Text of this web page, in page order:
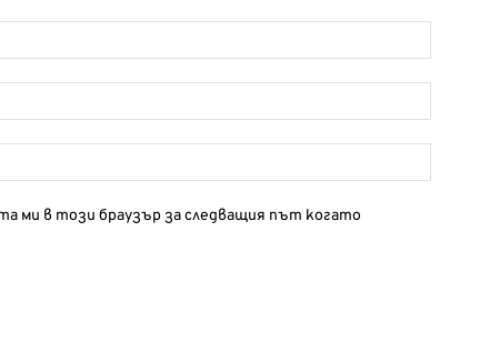
ми в този браузър за следващия път когато